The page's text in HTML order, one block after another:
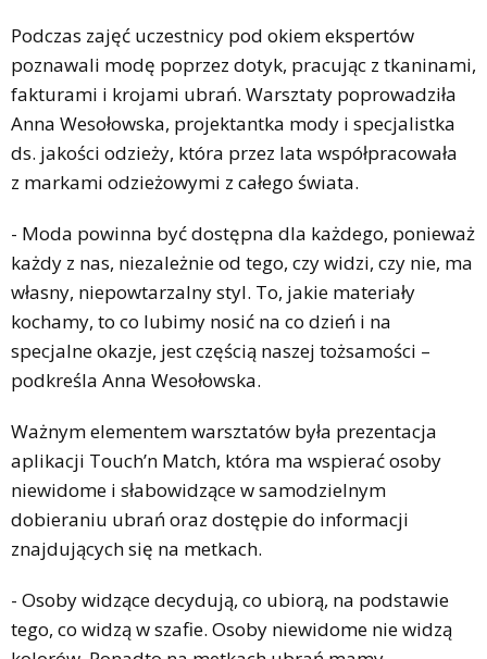
Podczas zajęć uczestnicy pod okiem ekspertów
poznawali modę poprzez dotyk, pracując z tkaninami,
fakturami i krojami ubrań. Warsztaty poprowadziła
Anna Wesołowska, projektantka mody i specjalistka
ds. jakości odzieży, która przez lata współpracowała
z markami odzieżowymi z całego świata.
- Moda powinna być dostępna dla każdego, ponieważ
każdy z nas, niezależnie od tego, czy widzi, czy nie, ma
własny, niepowtarzalny styl. To, jakie materiały
kochamy, to co lubimy nosić na co dzień i na
specjalne okazje, jest częścią naszej tożsamości –
podkreśla Anna Wesołowska.
Ważnym elementem warsztatów była prezentacja
aplikacji Touch’n Match, która ma wspierać osoby
niewidome i słabowidzące w samodzielnym
dobieraniu ubrań oraz dostępie do informacji
znajdujących się na metkach.
- Osoby widzące decydują, co ubiorą, na podstawie
tego, co widzą w szafie. Osoby niewidome nie widzą